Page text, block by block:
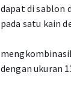
dapat di sablon
pada satu kain
dengan ukuran